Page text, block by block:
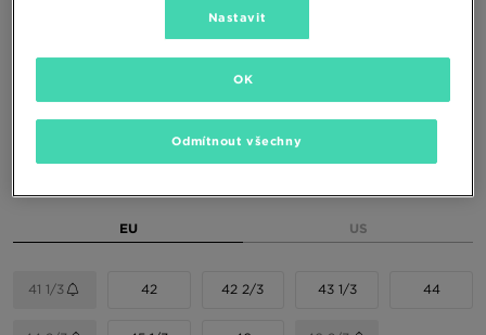
Dostupné Barvy
EU US
41 1/3 42 42 2/3 43 1/3 44
Nastavit
Odmítnout všechny
OK